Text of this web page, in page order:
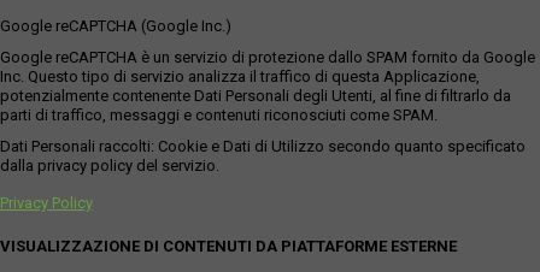
Google reCAPTCHA (Google Inc.)
Google reCAPTCHA è un servizio di protezione dallo SPAM fornito da Google
Inc. Questo tipo di servizio analizza il traffico di questa Applicazione,
potenzialmente contenente Dati Personali degli Utenti, al fine di filtrarlo da
parti di traffico, messaggi e contenuti riconosciuti come SPAM.
Dati Personali raccolti: Cookie e Dati di Utilizzo secondo quanto specificato
dalla privacy policy del servizio.
Privacy Policy
VISUALIZZAZIONE DI CONTENUTI DA PIATTAFORME ESTERNE